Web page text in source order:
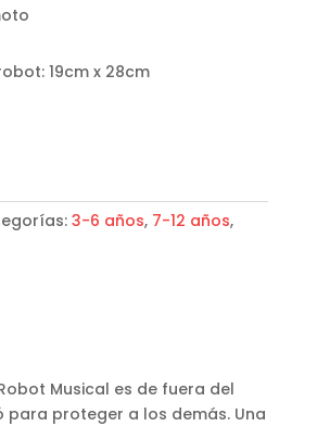
19cm x 28cm
3-6 años, 7-12 años,
Musical es de fuera del
para proteger a los demás. Una